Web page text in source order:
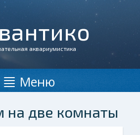
аквариумистика
Меню
на две комнаты